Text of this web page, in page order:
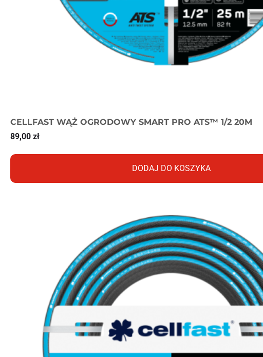
CELLFAST WĄŻ OGRODOWY SMART PRO ATS™ 1/2 20M
89,00 zł
DODAJ DO KOSZYKA